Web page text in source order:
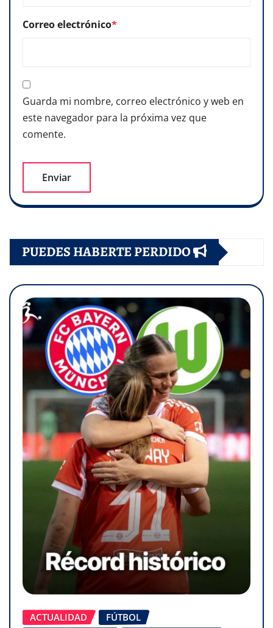
Correo electrónico*
Guarda mi nombre, correo electrónico y web en
este navegador para la próxima vez que
comente.
PUEDES HABERTE PERDIDO
ACTUALIDAD
FÚTBOL